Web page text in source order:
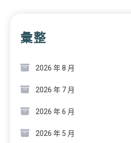
彙整
2026 年 8 月
2026 年 7 月
2026 年 6 月
2026 年 5 月